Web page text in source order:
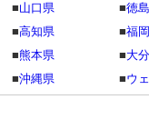
■山口県 ■徳
■高知県 ■福
■熊本県 ■大
■沖縄県 ■ウ